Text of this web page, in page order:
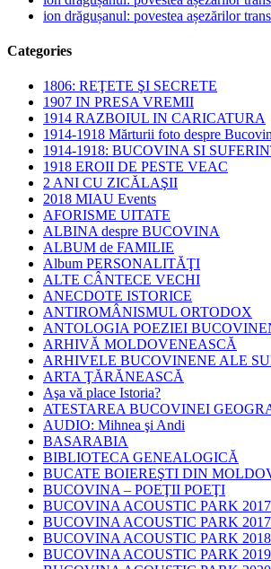
ion drăgușanul: povestea așezărilor
Categories
1806: REŢETE ŞI SECRETE
1907 IN PRESA VREMII
1914 RAZBOIUL IN CARICATURA
1914-1918 Mărturii foto despre
1914-1918: BUCOVINA SI
1918 EROII DE PESTE VEAC
2 ANI CU ZICĂLAŞII
2018 MIAU Events
AFORISME UITATE
ALBINA despre BUCOVINA
ALBUM de FAMILIE
Album PERSONALITĂŢI
ALTE CÂNTECE VECHI
ANECDOTE ISTORICE
ANTIROMÂNISMUL ORTODOX
ANTOLOGIA POEZIEI
ARHIVĂ MOLDOVENEASCĂ
ARHIVELE BUCOVINENE ALE
ARTA ŢĂRĂNEASCĂ
Aşa vă place Istoria?
ATESTAREA BUCOVINEI
AUDIO: Mihnea şi Andi
BASARABIA
BIBLIOTECA GENEALOGICĂ
BUCATE BOIEREŞTI DIN
BUCOVINA – POEŢII POEŢI
BUCOVINA ACOUSTIC PARK 2017
BUCOVINA ACOUSTIC PARK 2017
BUCOVINA ACOUSTIC PARK 2018
BUCOVINA ACOUSTIC PARK 2019